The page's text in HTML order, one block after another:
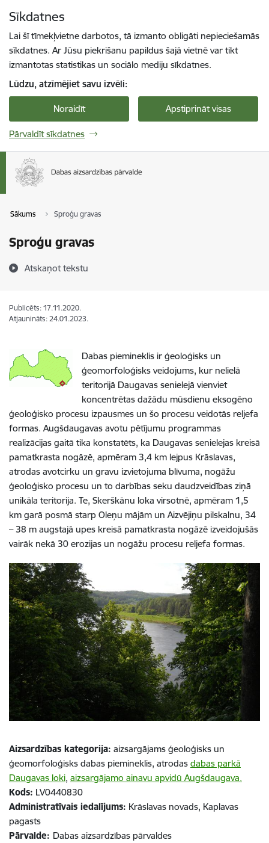
Sīkdatnes
Lai šī tīmekļvietne darbotos, tā izmanto obligāti nepieciešamās
sīkdatnes. Ar Jūsu piekrišanu papildus šajā vietnē var tikt
izmantotas statistikas un sociālo mediju sīkdatnes.
Lūdzu, atzīmējiet savu izvēli:
Noraidīt Apstiprināt visas
Pārvaldīt sīkdatnes
Sākums Sproģu gravas
Sproģu gravas
Atskaņot tekstu
Publicēts: 17.11.2020.
Atjaunināts: 24.01.2023.
Dabas piemineklis ir ģeoloģisks un
ģeomorfoloģisks veidojums, kur nelielā
teritorijā Daugavas senielejā vienviet
koncentrētas dažādu mūsdienu eksogēno
ģeoloģisko procesu izpausmes un šo procesu veidotās reljefa
formas. Augšdaugavas avotu pētījumu programmas
realizācijas gaitā tika konstatēts, ka Daugavas senielejas kreisā
pamatkrasta nogāzē, apmēram 3,4 km lejpus Krāslavas,
atrodas avotcirku un gravu izvietojuma blīvuma, nogāžu
ģeoloģisko procesu un to darbības seku daudzveidības ziņā
unikāla teritorija. Te, Skerškānu loka virsotnē, apmēram 1,5
km garā posmā starp Oleņu mājām un Aizvējiņu pilskalnu, 34
– 38 m augstajā upes kreisā pamatkrasta nogāzē izveidojušās
vairāk nekā 30 erozijas un nogāžu procesu reljefa formas.
Aizsardzības kategorija: aizsargājams ģeoloģisks un
ģeomorfoloģisks dabas piemineklis, atrodas dabas parkā
Daugavas loki, aizsargājamo ainavu apvidū Augšdaugava.
Kods: LV0440830
Administratīvais iedalījums: Krāslavas novads, Kaplavas
pagasts
Pārvalde: Dabas aizsardzības pārvaldes